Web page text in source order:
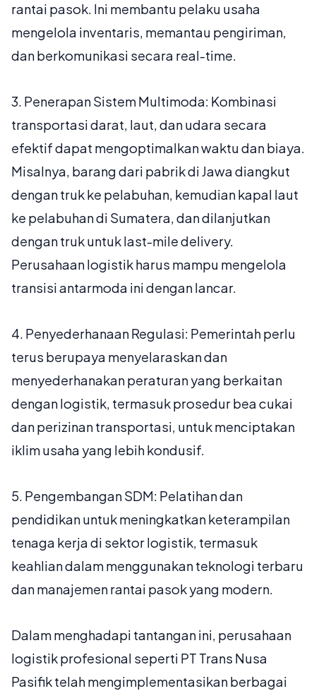
rantai pasok. Ini membantu pelaku usaha
mengelola inventaris, memantau pengiriman,
dan berkomunikasi secara real-time.
3. Penerapan Sistem Multimoda: Kombinasi
transportasi darat, laut, dan udara secara
efektif dapat mengoptimalkan waktu dan biaya.
Misalnya, barang dari pabrik di Jawa diangkut
dengan truk ke pelabuhan, kemudian kapal laut
ke pelabuhan di Sumatera, dan dilanjutkan
dengan truk untuklast-mile delivery.
Perusahaan logistik harus mampu mengelola
transisi antarmoda ini dengan lancar.
4. Penyederhanaan Regulasi: Pemerintah perlu
terus berupaya menyelaraskan dan
menyederhanakan peraturan yang berkaitan
dengan logistik, termasuk prosedur bea cukai
dan perizinan transportasi, untuk menciptakan
iklim usaha yang lebih kondusif.
5. Pengembangan SDM: Pelatihan dan
pendidikan untuk meningkatkan keterampilan
tenaga kerja di sektor logistik, termasuk
keahlian dalam menggunakan teknologi terbaru
dan manajemen rantai pasok yang modern.
Dalam menghadapi tantangan ini, perusahaan
logistik profesional seperti PT Trans Nusa
Pasifik telah mengimplementasikan berbagai